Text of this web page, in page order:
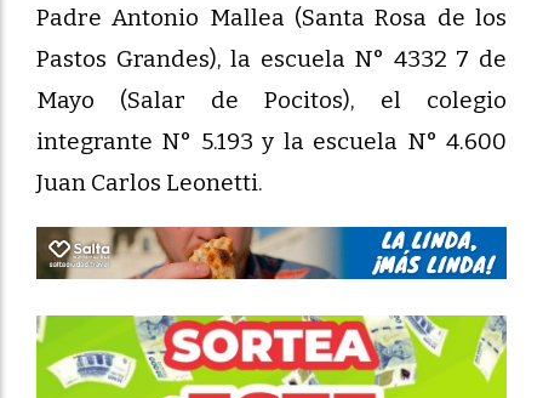
Padre Antonio Mallea (Santa Rosa de los
Pastos Grandes), la escuela N° 4332 7 de
Mayo (Salar de Pocitos), el colegio
integrante N° 5.193 y la escuela N° 4.600
Juan Carlos Leonetti.